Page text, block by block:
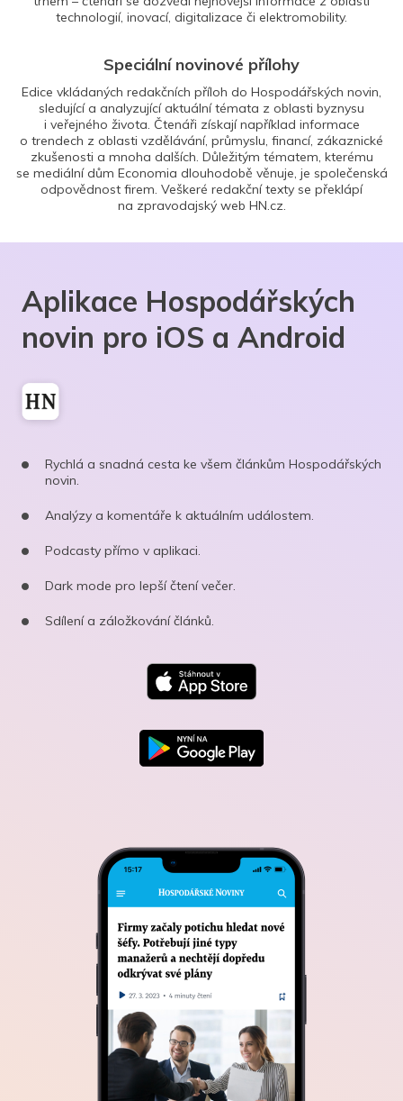
technologií, inovací, digitalizace či elektromobility.
Speciální novinové přílohy
Edice vkládaných redakčních příloh do Hospodářských novin,
sledující a analyzující aktuální témata z oblasti byznysu
i veřejného života. Čtenáři získají například informace
o trendech z oblasti vzdělávání, průmyslu, financí, zákaznické
zkušenosti a mnoha dalších. Důležitým tématem, kterému
se mediální dům Economia dlouhodobě věnuje, je společenská
odpovědnost firem. Veškeré redakční texty se překlápí
na zpravodajský web HN.cz.
Aplikace Hospodářských
novin pro iOS a Android
Rychlá a snadná cesta ke všem článkům Hospodářských
novin.
Analýzy a komentáře k aktuálním událostem.
Podcasty přímo v aplikaci.
Dark mode pro lepší čtení večer.
Sdílení a záložkování článků.